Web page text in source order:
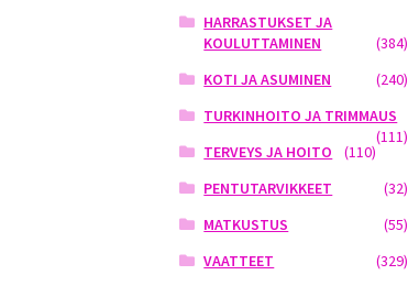
HARRASTUKSET JA
KOULUTTAMINEN
(384)
KOTI JA ASUMINEN
(240)
TURKINHOITO JA TRIMMAUS
(111)
TERVEYS JA HOITO
(110)
PENTUTARVIKKEET
(32)
MATKUSTUS
(55)
VAATTEET
(329)